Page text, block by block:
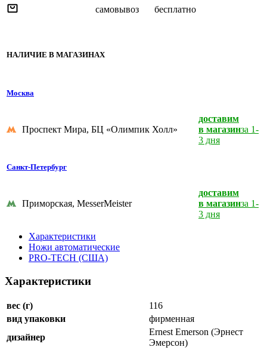
самовывоз
бесплатно
НАЛИЧИЕ В МАГАЗИНАХ
Москва
Проспект Мира, БЦ «Олимпик Холл»
доставим
в магазинза 1-
3 дня
Санкт-Петербург
Приморская, MesserMeister
доставим
в магазинза 1-
3 дня
Характеристики
Ножи автоматические
PRO-TECH (США)
Характеристики
вес (г)
116
вид упаковки
фирменная
дизайнер
Ernest Emerson (Эрнест
Эмерсон)